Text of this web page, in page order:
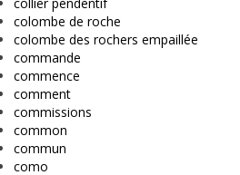
colombe de roche
colombe des rochers empaillée
commande
commence
comment
commissions
common
commun
como